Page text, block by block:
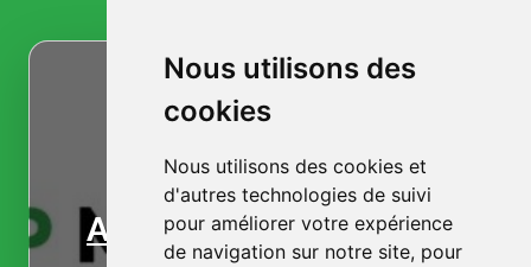
Nous utilisons des
cookies
Nous utilisons des cookies et
d'autres technologies de suivi
pour améliorer votre expérience
de navigation sur notre site, pour
Accueil